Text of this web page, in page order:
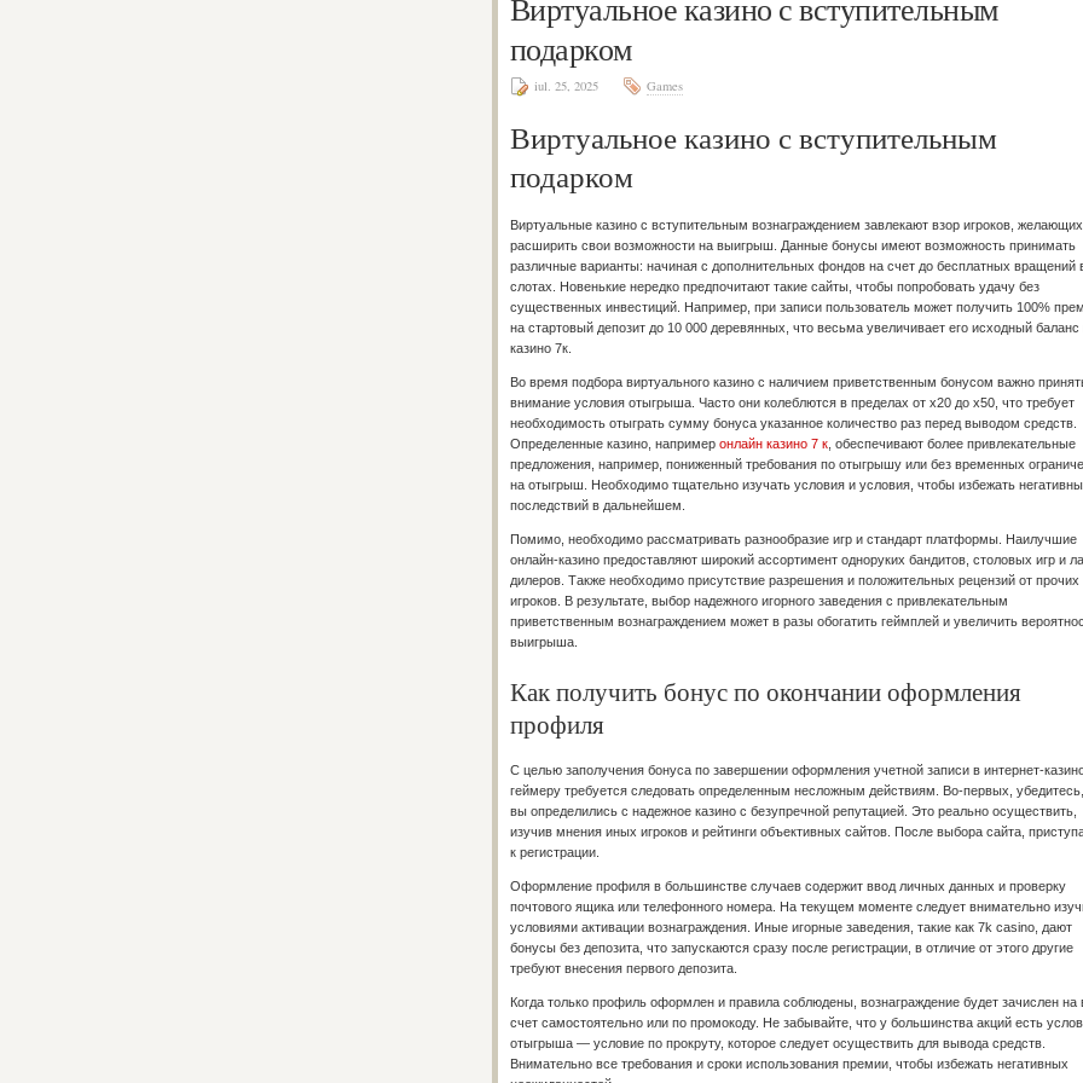
Виртуальное казино с вступительным
подарком
iul. 25, 2025 Games
Виртуальное казино с вступительным
подарком
Виртуальные казино с вступительным вознаграждением завлекают взор игроков, желающих
расширить свои возможности на выигрыш. Данные бонусы имеют возможность принимать
различные варианты: начиная с дополнительных фондов на счет до бесплатных вращений
слотах. Новенькие нередко предпочитают такие сайты, чтобы попробовать удачу без
существенных инвестиций. Например, при записи пользователь может получить 100%
на стартовый депозит до 10 000 деревянных, что весьма увеличивает его исходный баланс
казино 7к.
Во время подбора виртуального казино с наличием приветственным бонусом важно
внимание условия отыгрыша. Часто они колеблются в пределах от x20 до x50, что требует
необходимость отыграть сумму бонуса указанное количество раз перед выводом средств.
Определенные казино, например онлайн казино 7 к , обеспечивают более привлекательные
предложения, например, пониженный требования по отыгрышу или без временных
на отыгрыш. Необходимо тщательно изучать условия и условия, чтобы избежать
последствий в дальнейшем.
Помимо, необходимо рассматривать разнообразие игр и стандарт платформы. Наилучшие
онлайн-казино предоставляют широкий ассортимент одноруких бандитов, столовых игр и
дилеров. Также необходимо присутствие разрешения и положительных рецензий от прочих
игроков. В результате, выбор надежного игорного заведения с привлекательным
приветственным вознаграждением может в разы обогатить геймплей и увеличить
выигрыша.
Как получить бонус по окончании оформления
профиля
С целью заполучения бонуса по завершении оформления учетной записи в интернет-
геймеру требуется следовать определенным несложным действиям. Во-первых,
вы определились с надежное казино с безупречной репутацией. Это реально осуществить,
изучив мнения иных игроков и рейтинги объективных сайтов. После выбора сайта,
к регистрации.
Оформление профиля в большинстве случаев содержит ввод личных данных и проверку
почтового ящика или телефонного номера. На текущем моменте следует внимательно
условиями активации вознаграждения. Иные игорные заведения, такие как 7k casino, дают
бонусы без депозита, что запускаются сразу после регистрации, в отличие от этого другие
требуют внесения первого депозита.
Когда только профиль оформлен и правила соблюдены, вознаграждение будет зачислен на
счет самостоятельно или по промокоду. Не забывайте, что у большинства акций есть
отыгрыша — условие по прокруту, которое следует осуществить для вывода средств.
Внимательно все требования и сроки использования премии, чтобы избежать негативных